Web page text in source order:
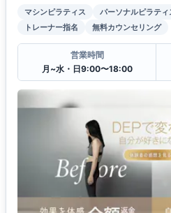
マシンピラティス パーソナルピラティ
トレーナー指名
無料カウンセリング
営業時間
月~水・日9:00〜18:00